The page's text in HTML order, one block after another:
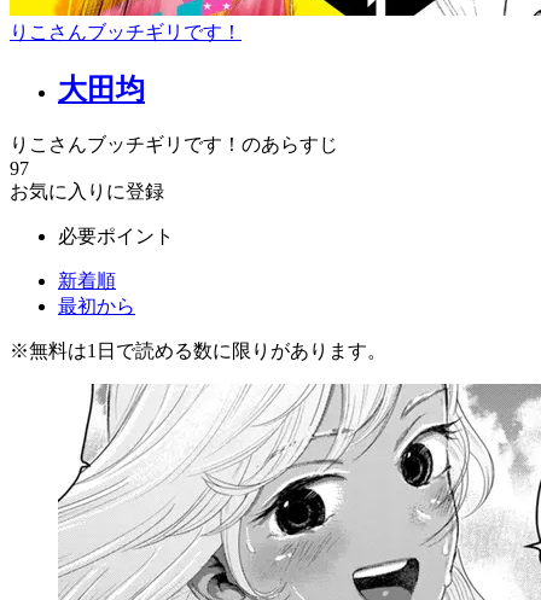
りこさんブッチギリです！
大田均
りこさんブッチギリです！のあらすじ
97
お気に入りに登録
必要ポイント
新着順
最初から
※無料は1日で読める数に限りがあります。